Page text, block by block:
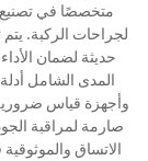
معلومات عنا
اتصل
متخصصًا في تصنيع
لجراحات الركبة.
حديثة لضمان
المدى الشامل
وأجهزة قياس
صارمة لمراقبة
الاتساق